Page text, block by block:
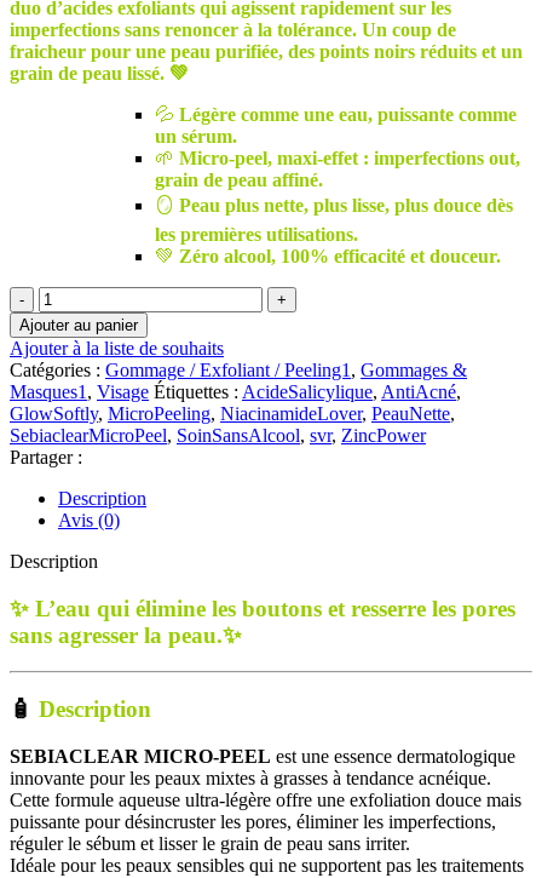
duo d’acides exfoliants qui agissent rapidement sur les
imperfections sans renoncer à la tolérance. Un coup de
fraicheur pour une peau purifiée, des points noirs réduits et un
grain de peau lissé. 💚
💦 Légère comme une eau, puissante comme
un sérum.
🌱 Micro-peel, maxi-effet : imperfections out,
grain de peau affiné.
🪞 Peau plus nette, plus lisse, plus douce dès
les premières utilisations.
💚 Zéro alcool, 100% efficacité et douceur.
quantité
de
SVR
Sebiaclear
Micro-
Peel
|
150
ml
Ajouter au panier
Ajouter à la liste de souhaits
Catégories : Gommage / Exfoliant / Peeling1 , Gommages &
Masques1 , Visage Étiquettes : AcideSalicylique, AntiAcné,
GlowSoftly, MicroPeeling, NiacinamideLover, PeauNette,
SebiaclearMicroPeel, SoinSansAlcool, svr, ZincPower
Partager :
Description
Avis (0)
Description
✨ L’eau qui élimine les boutons et resserre les pores
sans agresser la peau.✨
🧴 Description
SEBIACLEAR MICRO-PEEL est une essence dermatologique
innovante pour les peaux mixtes à grasses à tendance acnéique.
Cette formule aqueuse ultra-légère offre une exfoliation douce mais
puissante pour désincruster les pores, éliminer les imperfections,
réguler le sébum et lisser le grain de peau sans irriter.
Idéale pour les peaux sensibles qui ne supportent pas les traitements